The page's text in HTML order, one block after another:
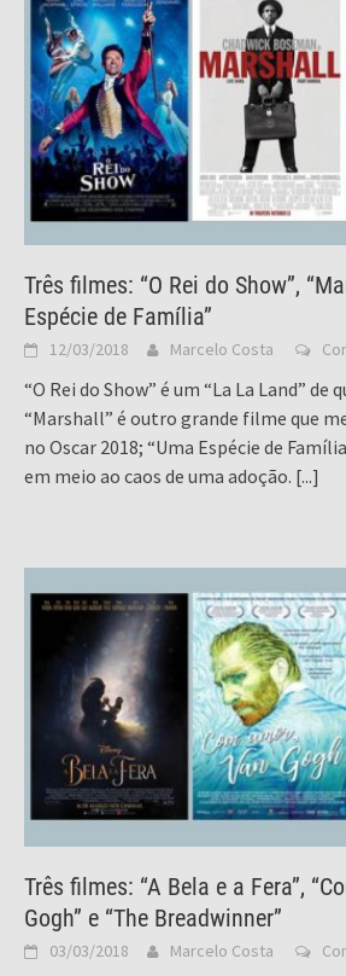
Três filmes: “O Rei do Show”,
Espécie de Família”
12/03/2018 Marcelo Costa
“O Rei do Show” é um “La La Land”
“Marshall” é outro grande filme que
no Oscar 2018; “Uma Espécie de
em meio ao caos de uma adoção. [...]
Três filmes: “A Bela e a Fera”,
Gogh” e “The Breadwinner”
03/03/2018 Marcelo Costa